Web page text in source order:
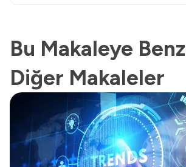
Bu Makaleye
Diğer Makaleler